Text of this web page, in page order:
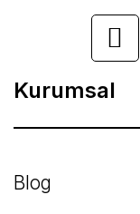
Ürün
Ürün
Ürün fiyatı
Bu ürüne
Kurumsal
Blog